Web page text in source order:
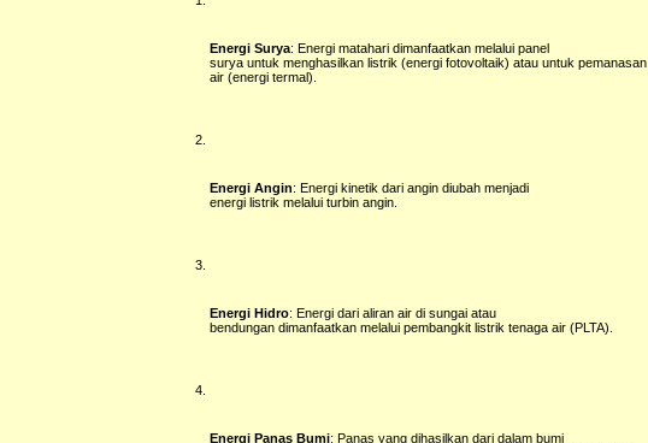
Energi Surya: Energi matahari dimanfaatkan melalui panel
surya untuk menghasilkan listrik (energi fotovoltaik) atau untuk pemanasan
air (energi termal).
Energi Angin: Energi kinetik dari angin diubah menjadi
energi listrik melalui turbin angin.
Energi Hidro: Energi dari aliran air di sungai atau
bendungan dimanfaatkan melalui pembangkit listrik tenaga air (PLTA).
Energi Panas Bumi: Panas yang dihasilkan dari dalam bumi